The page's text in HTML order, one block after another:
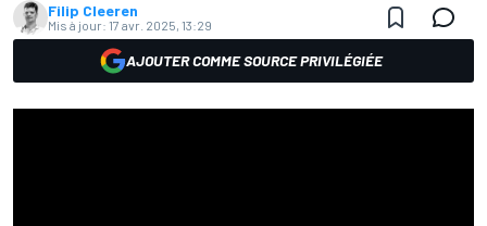
Filip Cleeren
Mis à jour: 17 avr. 2025, 13:29
AJOUTER COMME SOURCE PRIVILÉGIÉE